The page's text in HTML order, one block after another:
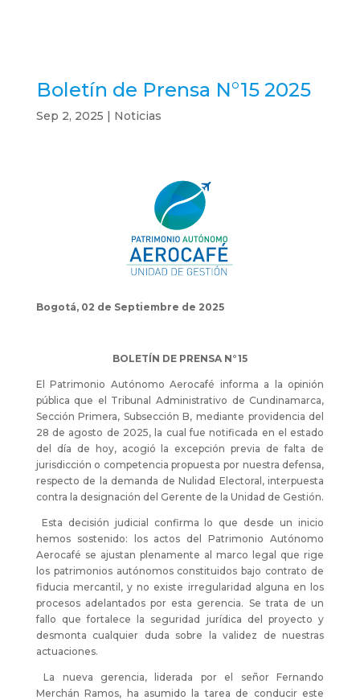
Boletín de Prensa N°15 2025
Sep 2, 2025 | Noticias
Bogotá, 02 de Septiembre de 2025
BOLETÍN DE PRENSA N°15
El Patrimonio Autónomo Aerocafé informa a la opinión
pública que el Tribunal Administrativo de Cundinamarca,
Sección Primera, Subsección B, mediante providencia del
28 de agosto de 2025, la cual fue notificada en el estado
del día de hoy, acogió la excepción previa de falta de
jurisdicción o competencia propuesta por nuestra defensa,
respecto de la demanda de Nulidad Electoral, interpuesta
contra la designación del Gerente de la Unidad de Gestión.
Esta decisión judicial confirma lo que desde un inicio
hemos sostenido: los actos del Patrimonio Autónomo
Aerocafé se ajustan plenamente al marco legal que rige
los patrimonios autónomos constituidos bajo contrato de
fiducia mercantil, y no existe irregularidad alguna en los
procesos adelantados por esta gerencia. Se trata de un
fallo que fortalece la seguridad jurídica del proyecto y
desmonta cualquier duda sobre la validez de nuestras
actuaciones.
La nueva gerencia, liderada por el señor Fernando
Merchán Ramos, ha asumido la tarea de conducir este